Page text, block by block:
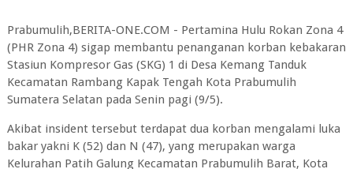
Prabumulih,BERITA-ONE.COM - Pertamina Hulu Rokan Zona 4
(PHR Zona 4) sigap membantu penanganan korban kebakaran
Stasiun Kompresor Gas (SKG) 1 di Desa Kemang Tanduk
Kecamatan Rambang Kapak Tengah Kota Prabumulih
Sumatera Selatan pada Senin pagi (9/5).
Akibat insident tersebut terdapat dua korban mengalami luka
bakar yakni K (52) dan N (47), yang merupakan warga
Kelurahan Patih Galung Kecamatan Prabumulih Barat, Kota